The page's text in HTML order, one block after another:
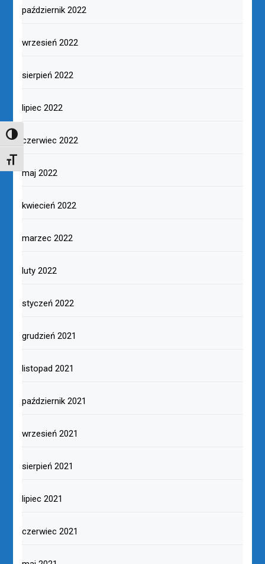
TOGGLE HIGH CONTRAST
TOGGLE FONT SIZE
październik 2022
wrzesień 2022
sierpień 2022
lipiec 2022
czerwiec 2022
maj 2022
kwiecień 2022
marzec 2022
luty 2022
styczeń 2022
grudzień 2021
listopad 2021
październik 2021
wrzesień 2021
sierpień 2021
lipiec 2021
czerwiec 2021